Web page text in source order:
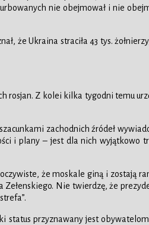
nie obejmował i nie
że Ukraina straciła 43 tys.
rosjan. Z kolei kilka tygodni temu
zachodnich źródeł
i plany – jest dla nich wyjątkowo
że moskale giną i zostają
Nie twierdzę, że
status przyznawany jest